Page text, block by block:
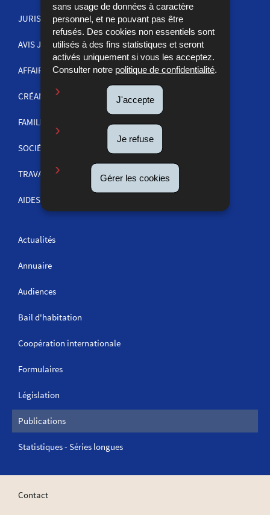
sans usage de données à caractère
personnel, et ne pouvant pas être
refusés. Des cookies non essentiels sont
utilisés à des fins statistiques et seront
activés uniquement si vous les acceptez.
Consulter notre politique de confidentialité.
J'accepte
Je refuse
Gérer les cookies
MENU
DE
NAVIGATION
JURISPRUDENCE
AVIS JUDICIAIRES
AFFAIRES PÉNALES
CRÉANCES
FAMILLE
SOCIÉTÉS ET COMMERCE
TRAVAIL
AIDES ET INFORMATIONS
Actualités
Annuaire
Audiences
Bail d'habitation
Coopération internationale
Formulaires
Législation
Publications
Statistiques - Séries longues
Contact